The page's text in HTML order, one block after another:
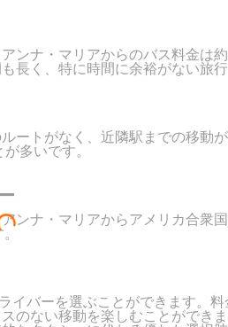
ンナ・マリアからのバス料金は
長く、特に時間に余裕がない旅行
ートがなく、近隣駅までの移動
多いです。
ンナ・マリアからアメリカ合衆
バーを選ぶことができます。
のない移動を楽しむことができ